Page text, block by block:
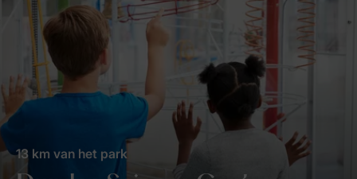
13 km van het park